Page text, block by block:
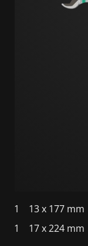
1 13 x 177 mm
1
17 x 224 mm